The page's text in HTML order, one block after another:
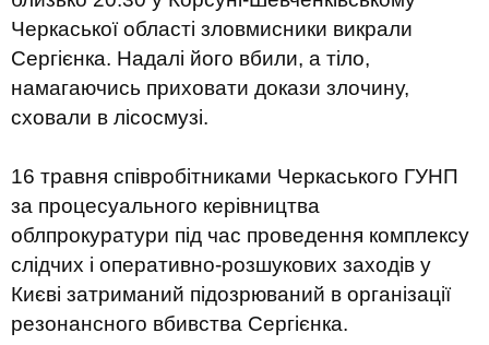
Черкаської області зловмисники викрали
Сергієнка. Надалі його вбили, а тіло,
намагаючись приховати докази злочину,
сховали в лісосмузі.
16 травня співробітниками Черкаського ГУНП
за процесуального керівництва
облпрокуратури під час проведення комплексу
слідчих і оперативно-розшукових заходів у
Києві затриманий підозрюваний в організації
резонансного вбивства Сергієнка.